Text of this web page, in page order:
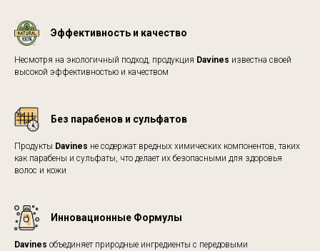
Эффективность и качество
Несмотря на экологичный подход, продукция Davines известна своей
высокой эффективностью и качеством
Без парабенов и сульфатов
Продукты Davines не содержат вредных химических компонентов, таких
как парабены и сульфаты, что делает их безопасными для здоровья
волос и кожи
Инновационные Формулы
Davines объединяет природные ингредиенты с передовыми